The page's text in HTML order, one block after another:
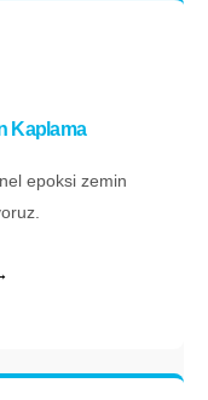
Kaplama
epoksi zemin